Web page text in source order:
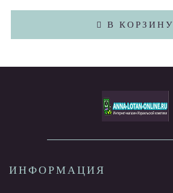
В КОРЗИНУ
ИНФОРМАЦИЯ